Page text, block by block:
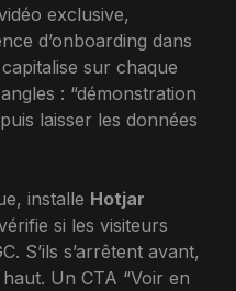
exclusive,
d’onboarding dans
capitalise sur chaque
: “démonstration
laisser les données
installe Hotjar
si les visiteurs
S’ils s’arrêtent avant,
Un CTA “Voir en